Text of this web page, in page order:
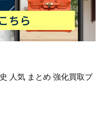
人気 まとめ 強化買取ブ